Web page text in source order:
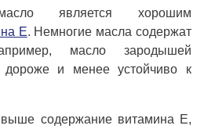
является хорошим
E. Немногие масла содержат
масло зародышей
и менее устойчиво к
выше содержание витамина E,